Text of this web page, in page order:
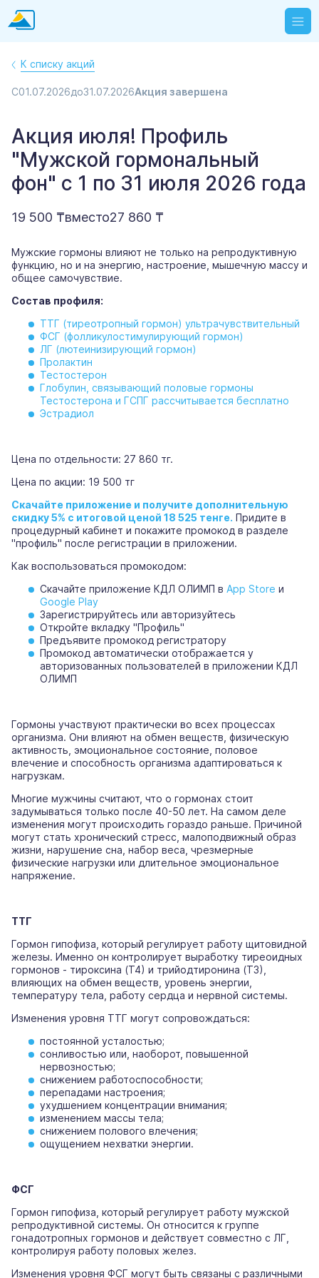
К списку акций
С01.07.2026до31.07.2026Акция завершена
Акция июля! Профиль
"Мужской гормональный
фон" с 1 по 31 июля 2026 года
19 500 ₸вместо27 860 ₸
Мужские гормоны влияют не только на репродуктивную
функцию, но и на энергию, настроение, мышечную массу и
общее самочувствие.
Состав профиля:
ТТГ (тиреотропный гормон) ультрачувствительный
ФСГ (фолликулостимулирующий гормон)
ЛГ (лютеинизирующий гормон)
Пролактин
Тестостерон
Глобулин, связывающий половые гормоны
Тестостерона и ГСПГ рассчитывается бесплатно
Эстрадиол
Цена по отдельности: 27 860 тг.
Цена по акции: 19 500 тг
Скачайте приложение и получите дополнительную
скидку 5% с итоговой ценой 18 525 тенге. Придите в
процедурный кабинет и покажите промокод в разделе
"профиль" после регистрации в приложении.
Как воспользоваться промокодом:
Скачайте приложение КДЛ ОЛИМП в App Store и
Google Play
Зарегистрируйтесь или авторизуйтесь
Откройте вкладку "Профиль"
Предъявите промокод регистратору
Промокод автоматически отображается у
авторизованных пользователей в приложении КДЛ
ОЛИМП
Гормоны участвуют практически во всех процессах
организма. Они влияют на обмен веществ, физическую
активность, эмоциональное состояние, половое
влечение и способность организма адаптироваться к
нагрузкам.
Многие мужчины считают, что о гормонах стоит
задумываться только после 40-50 лет. На самом деле
изменения могут происходить гораздо раньше. Причиной
могут стать хронический стресс, малоподвижный образ
жизни, нарушение сна, набор веса, чрезмерные
физические нагрузки или длительное эмоциональное
напряжение.
ТТГ
Гормон гипофиза, который регулирует работу щитовидной
железы. Именно он контролирует выработку тиреоидных
гормонов - тироксина (Т4) и трийодтиронина (Т3),
влияющих на обмен веществ, уровень энергии,
температуру тела, работу сердца и нервной системы.
Изменения уровня ТТГ могут сопровождаться:
постоянной усталостью;
сонливостью или, наоборот, повышенной
нервозностью;
снижением работоспособности;
перепадами настроения;
ухудшением концентрации внимания;
изменением массы тела;
снижением полового влечения;
ощущением нехватки энергии.
ФСГ
Гормон гипофиза, который регулирует работу мужской
репродуктивной системы. Он относится к группе
гонадотропных гормонов и действует совместно с ЛГ,
контролируя работу половых желез.
Изменения уровня ФСГ могут быть связаны с различными